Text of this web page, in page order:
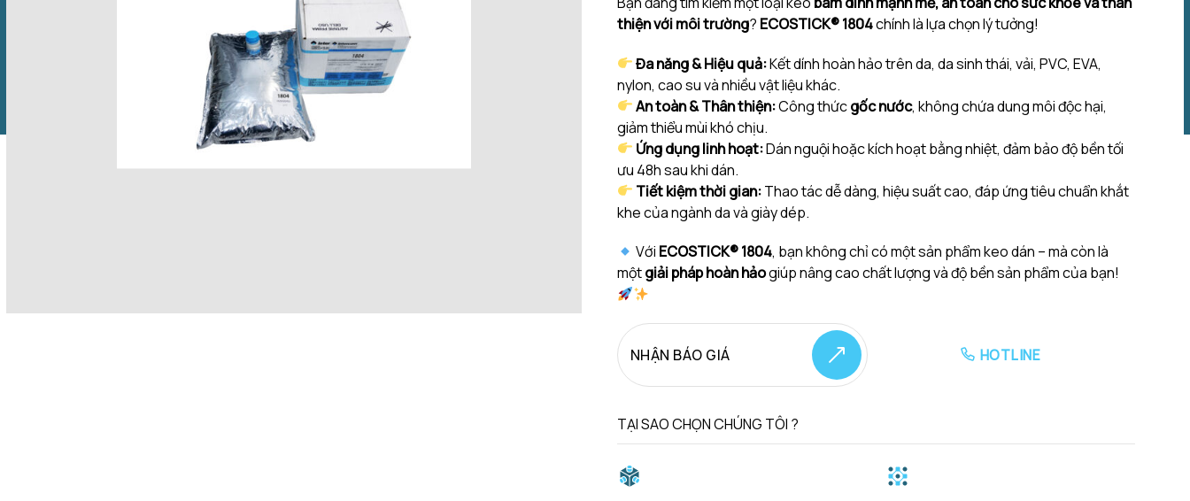
thiện với môi trường? ECOSTICK® 1804chính là lựa chọn lý tưởng!
Đa năng & Hiệu quả:Kết dính hoàn hảo trên da, da sinh thái, vải, PVC, EVA,
nylon, cao su và nhiều vật liệu khác.
An toàn & Thân thiện:Công thứcgốc nước, không chứa dung môi độc hại,
giảm thiểu mùi khó chịu.
Ứng dụng linh hoạt:Dán nguội hoặc kích hoạt bằng nhiệt, đảm bảo độ bền tối
ưu 48h sau khi dán.
Tiết kiệm thời gian:Thao tác dễ dàng, hiệu suất cao, đáp ứng tiêu chuẩn khắt
khe của ngành da và giày dép.
Với ECOSTICK® 1804, bạn không chỉ có một sản phẩm keo dán – mà còn là
mộtgiải pháp hoàn hảogiúp nâng cao chất lượng và độ bền sản phẩm của bạn!
NHẬN BÁO GIÁ HOTLINE
TẠI SAO CHỌN CHÚNG TÔI ?